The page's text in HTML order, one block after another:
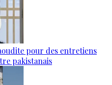
pour des entretiens
pakistanais